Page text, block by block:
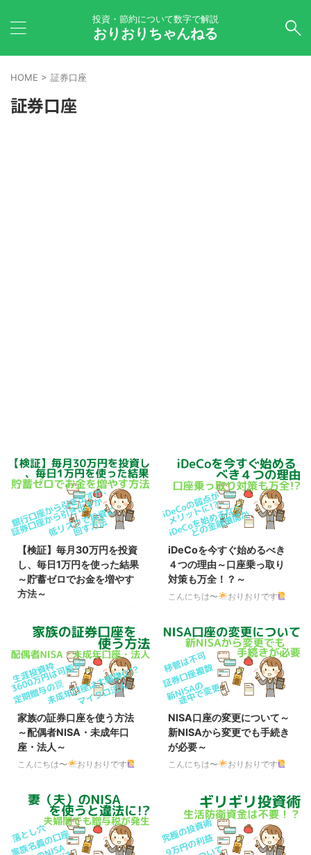
投資・節約について数字で解説
おりおりちゃんねる
HOME > 証券口座
証券口座
【検証】毎月30万円を投資
し、毎日1万円を使った結果
～貯蓄ゼロでお金を増やす
方法～
銀行口座から引き出すか、証券口
座から引き出すか いわゆる「貯
蓄ゼロ世帯」のお金の動きは、
「毎月、銀行口座に給料が振り込
まれる ＞ 少しずつ引き出して使
う ＞ 次の給料日直前にほぼ枯渇
する」といった感じで、投資に回
す余裕なんて無い、というのが一
般的な考え方です。 しかし、ネ
ット証券の台頭により、投資する
（購入する）のも使う（売却す
単に（手数料無料で）行えるよう
になった今、この「給料が振り込
まれてから、使うまで」のわずか
な期間を投資に回したら ...
iDeCoを今すぐ始めるべき
４つの理由～口座乗っ取り
対策も万全！？～
こんにちは〜
おりおりです
結論から言うと、大きくこの４つ
です。 ポイント ・60歳まで引き
出せない ・スイッチングが可能
・退職所得控除は拠出年数に比例
・（実質の）非課税枠は拠出期間
に比例 これまで、「60歳まで引
き出せない」はむしろiDeCoのデ
メリットとして挙げられていて、
「スイッチングが可能」も単純に
インデックスファンドを積み立て
るだけなら特にメリットでも無か
れは、最近話題の「証券口座乗っ
取り ...
家族の証券口座を使う方法
～配偶者NISA・未成年口
座・法人～
こんにちは〜
おりおりです
帯持ちで余剰資金が多い人であれ
ば、一度は考えたことがある人が
多いであろう、夫婦で3,600万円
（NISA二人分）ですが、ここに
は数々の罠が存在します。 まず
NISA口座の変更について～
新NISAから変更でも手続き
が必要～
こんにちは〜
おりおりです
りますが、これまでつみたて
NISA（または一般NISA）をやっ
ていた人も、これを機に金融機関
（証券会社等）を変更したい、と